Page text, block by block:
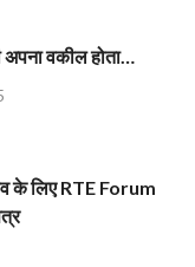
वकील होता…
के लिए RTE Forum